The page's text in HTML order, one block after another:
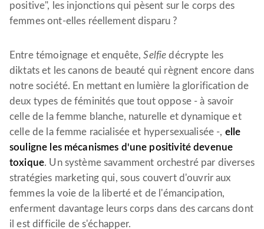
positive", les injonctions qui pèsent sur le corps des
femmes ont-elles réellement disparu ?
Entre témoignage et enquête,Selfiedécrypte les
diktats et les canons de beauté qui règnent encore dans
notre société. En mettant en lumière la glorification de
deux types de féminités que tout oppose - à savoir
celle de la femme blanche, naturelle et dynamique et
celle de la femme racialisée et hypersexualisée -, elle
souligne les mécanismes d'une positivité devenue
toxique. Un système savamment orchestré par diverses
stratégies marketing qui, sous couvert d'ouvrir aux
femmes la voie de la liberté et de l'émancipation,
enferment davantage leurs corps dans des carcans dont
il est difficile de s'échapper.